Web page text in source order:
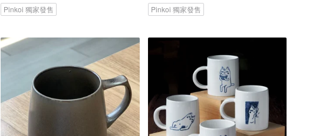
Pinkoi 獨家發售 Pinkoi 獨家發售